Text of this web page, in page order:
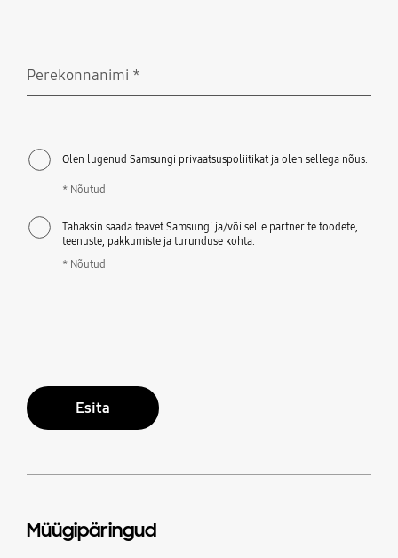
Perekonnanimi *
Olen lugenud Samsungi privaatsuspoliitikat ja olen sellega nõus.
* Nõutud
Tahaksin saada teavet Samsungi ja/või selle partnerite toodete,
teenuste, pakkumiste ja turunduse kohta.
* Nõutud
Esita
Müügipäringud